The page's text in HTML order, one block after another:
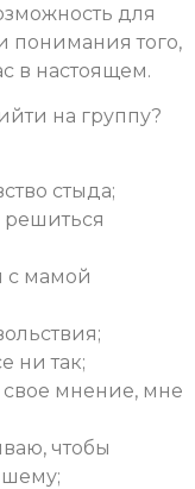
для
понимания того,
в настоящем.
на группу?
стыда;
решиться
с мамой
ни так;
мнение, мне
чтобы